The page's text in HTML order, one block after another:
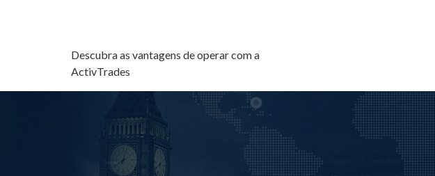
Descubra as vantagens de operar com a
ActivTrades